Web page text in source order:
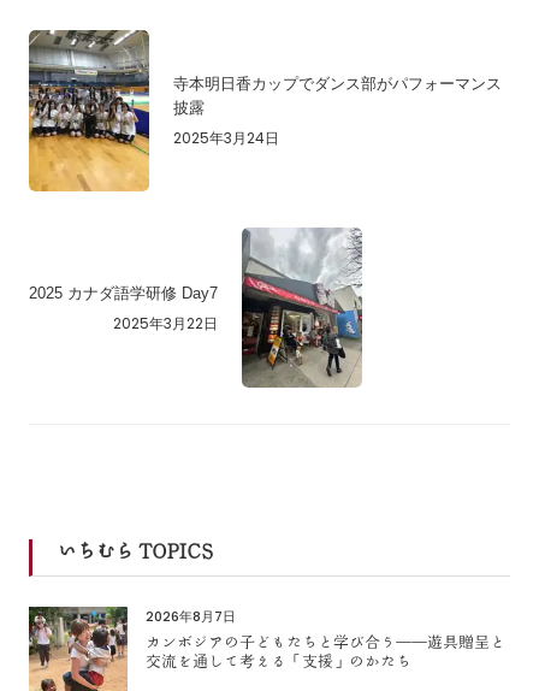
寺本明日香カップでダンス部がパフォーマンス
披露
2025年3月24日
2025 カナダ語学研修 Day7
2025年3月22日
いちむら TOPICS
2026年8月7日
カンボジアの子どもたちと学び合う――遊具贈呈と
交流を通して考える「支援」のかたち